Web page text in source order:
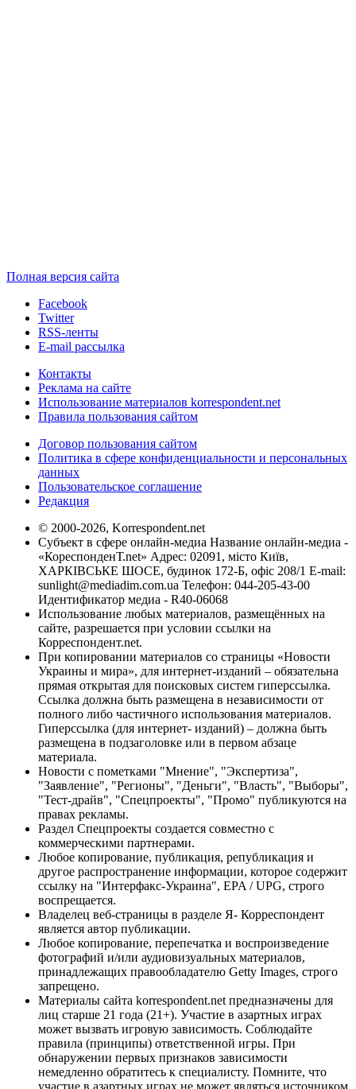
Полная версия сайта
Facebook
Twitter
RSS-ленты
E-mail рассылка
Контакты
Реклама на сайте
Использование материалов korrespondent.net
Правила пользования сайтом
Договор пользования сайтом
Политика в сфере конфиденциальности и персональных
данных
Пользовательское соглашение
Редакция
© 2000-2026, Korrespondent.net
Субъект в сфере онлайн-медиа Название онлайн-медиа -
«КореспонденТ.net» Адрес: 02091, місто Київ,
ХАРКІВСЬКЕ ШОСЕ, будинок 172-Б, офіс 208/1 E-mail:
sunlight@mediadim.com.ua Телефон: 044-205-43-00
Идентификатор медиа - R40-06068
Использование любых материалов, размещённых на
сайте, разрешается при условии ссылки на
Корреспондент.net.
При копировании материалов со страницы «Новости
Украины и мира», для интернет-изданий – обязательна
прямая открытая для поисковых систем гиперссылка.
Ссылка должна быть размещена в независимости от
полного либо частичного использования материалов.
Гиперссылка (для интернет- изданий) – должна быть
размещена в подзаголовке или в первом абзаце
материала.
Новости с пометками "Мнение", "Экспертиза",
"Заявление", "Регионы", "Деньги", "Власть", "Выборы",
"Тест-драйв", "Спецпроекты", "Промо" публикуются на
правах рекламы.
Раздел Спецпроекты создается совместно с
коммерческими партнерами.
Любое копирование, публикация, републикация и
другое распространение информации, которое содержит
ссылку на "Интерфакс-Украина", EPA / UPG, строго
воспрещается.
Владелец веб-страницы в разделе Я- Корреспондент
является автор публикации.
Любое копирование, перепечатка и воспроизведение
фотографий и/или аудиовизуальных материалов,
принадлежащих правообладателю Getty Images, строго
запрещено.
Материалы сайта korrespondent.net предназначены для
лиц старше 21 года (21+). Участие в азартных играх
может вызвать игровую зависимость. Соблюдайте
правила (принципы) ответственной игры. При
обнаружении первых признаков зависимости
немедленно обратитесь к специалисту. Помните, что
участие в азартных играх не может являться источником